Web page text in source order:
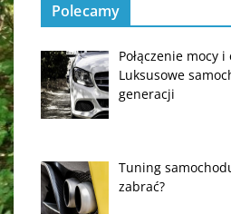
Polecamy
Połączenie mocy
Luksusowe
generacji
Tuning
zabrać?